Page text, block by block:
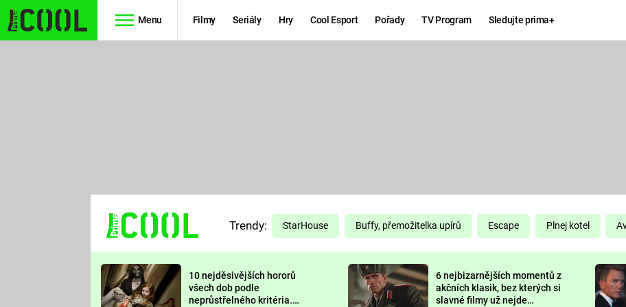
Menu Filmy Seriály Hry Cool Esport Pořady TV Program Sledujte prima+
TŘESKU
FUTURAMA
PREDÁTOR
DELIVERANCE
KOMEDIE
CHUCK
NORRIS
Trendy: StarHouse Buffy, přemožitelka upírů Escape Plnej kotel
10 nejděsivějších hororů
všech dob podle
neprůstřelného kritéria.
6 nejbizarnějších momentů z
akčních klasik, bez kterých si
slavné filmy už nejde